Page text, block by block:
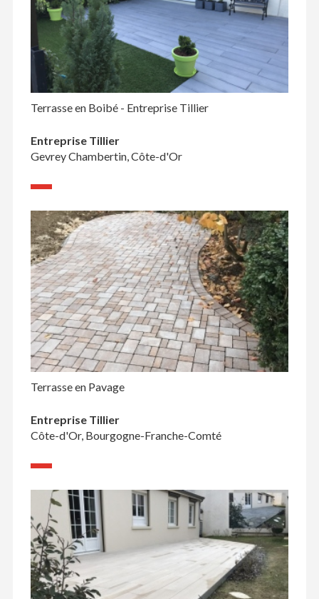
Terrasse en Boibé - Entreprise Tillier
Entreprise Tillier
Gevrey Chambertin, Côte-d'Or
Terrasse en Pavage
Entreprise Tillier
Côte-d'Or, Bourgogne-Franche-Comté